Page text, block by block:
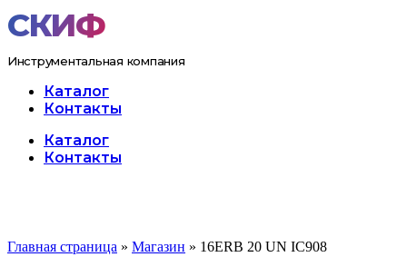
Перейти
к
Инструментальная компания
Каталог
Контакты
МенюКаталог
Контакты
Главная страница » Магазин » 16ERB 20 UN IC908